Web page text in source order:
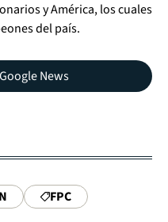
y América, los cuales
del país.
News
FPC